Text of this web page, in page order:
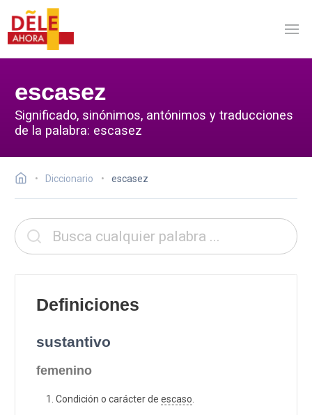
escasez
Significado, sinónimos, antónimos y traducciones
de la palabra: escasez
Diccionario escasez
Definiciones
sustantivo
femenino
Condición o carácter de escaso